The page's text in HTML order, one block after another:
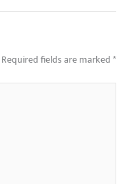
Required fields are marked*